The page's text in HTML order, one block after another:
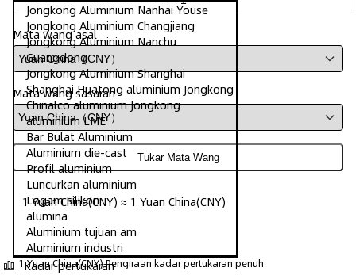
Jongkong Aluminium Nanhai Youse
Jongkong Aluminium Changjiang
Jongkong Aluminium Nanchu
Guangdong
Jongkong Aluminium Shanghai
Shanghai Huatong aluminium Jongkong
Chinalco aluminium Jongkong
aluminium LME
Bar Bulat Aluminium
Aluminium die-cast
Profil aluminium
Luncurkan aluminium
Logam silikon
alumina
Aluminium tujuan am
Aluminium industri
Kadar pertukaran
Mata wang asal
Mata wang sasaran
Tukar Mata Wang
1 Yuan China(CNY) ≈ 1 Yuan China(CNY)
1 Yuan China(CNY) Pengiraan kadar pertukaran penuh